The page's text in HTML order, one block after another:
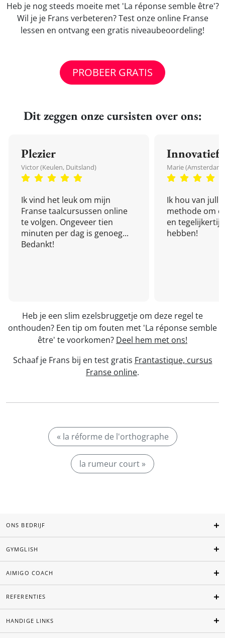
Heb je nog steeds moeite met 'La réponse semble être'?
Wil je je Frans verbeteren? Test onze online Franse
lessen en ontvang een gratis niveaubeoordeling!
PROBEER GRATIS
Dit zeggen onze cursisten over ons:
Plezier
Victor (Keulen, Duitsland)
Ik vind het leuk om mijn
Franse taalcursussen online
te volgen. Ongeveer tien
minuten per dag is genoeg...
Bedankt!
Innovatief
Marie
Ik hou van
methode om
en
hebben!
Heb je een slim ezelsbruggetje om deze regel te
onthouden? Een tip om fouten met 'La réponse semble
être' te voorkomen? Deel hem met ons!
Schaaf je Frans bij en test gratis Frantastique, cursus
Franse online.
« la réforme de l'orthographe
la rumeur court »
ONS BEDRIJF
GYMGLISH
AIMIGO COACH
REFERENTIES
HANDIGE LINKS